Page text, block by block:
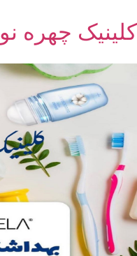
کلینیک چهره نو